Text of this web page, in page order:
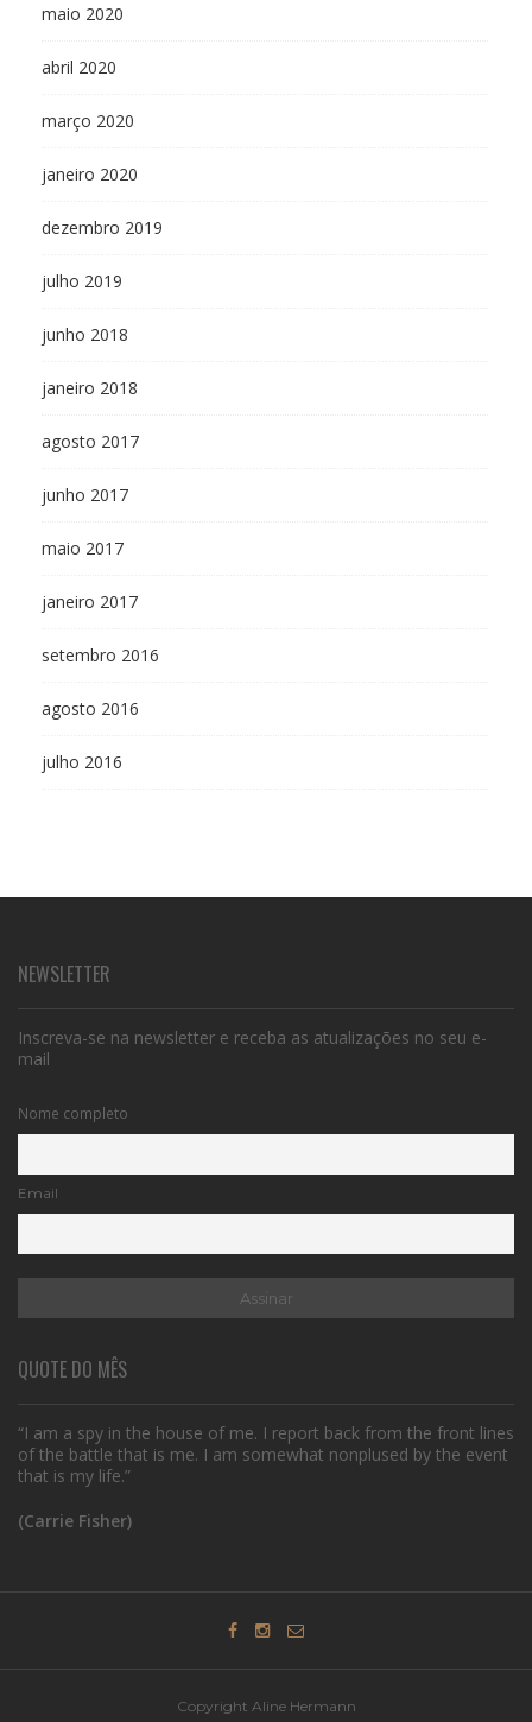
maio 2020
abril 2020
março 2020
janeiro 2020
dezembro 2019
julho 2019
junho 2018
janeiro 2018
agosto 2017
junho 2017
maio 2017
janeiro 2017
setembro 2016
agosto 2016
julho 2016
NEWSLETTER
Inscreva-se na newsletter e receba as atualizações no seu e-
mail
Nome completo
Email
QUOTE DO MÊS
“I am a spy in the house of me. I report back from the front lines
of the battle that is me. I am somewhat nonplused by the event
that is my life.”
(Carrie Fisher)
Copyright Aline Hermann